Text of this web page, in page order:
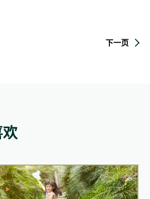
上，实习生不仅回顾了实习期间的专
为个性化手机配件，透过工作坊体验循环
下一页
欢